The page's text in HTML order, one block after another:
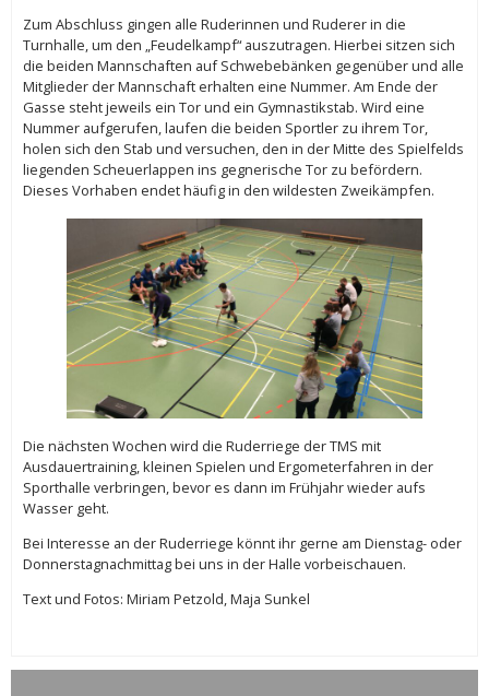
Zum Abschluss gingen alle Ruderinnen und Ruderer in die
Turnhalle, um den „Feudelkampf“ auszutragen. Hierbei sitzen sich
die beiden Mannschaften auf Schwebebänken gegenüber und alle
Mitglieder der Mannschaft erhalten eine Nummer. Am Ende der
Gasse steht jeweils ein Tor und ein Gymnastikstab. Wird eine
Nummer aufgerufen, laufen die beiden Sportler zu ihrem Tor,
holen sich den Stab und versuchen, den in der Mitte des Spielfelds
liegenden Scheuerlappen ins gegnerische Tor zu befördern.
Dieses Vorhaben endet häufig in den wildesten Zweikämpfen.
Die nächsten Wochen wird die Ruderriege der TMS mit
Ausdauertraining, kleinen Spielen und Ergometerfahren in der
Sporthalle verbringen, bevor es dann im Frühjahr wieder aufs
Wasser geht.
Bei Interesse an der Ruderriege könnt ihr gerne am Dienstag- oder
Donnerstagnachmittag bei uns in der Halle vorbeischauen.
Text und Fotos: Miriam Petzold, Maja Sunkel